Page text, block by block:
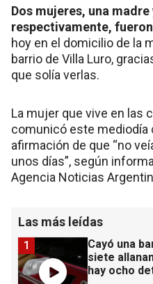
Dos mujeres, una
respectivamente,
hoy en el domicilio de la
barrio de Villa Luro,
que solía verlas.
La mujer que vive en las
comunicó este mediodía
afirmación de que “no
unos días”, según
Agencia Noticias
Las más leídas
Cayó una
siete
hay ocho
1